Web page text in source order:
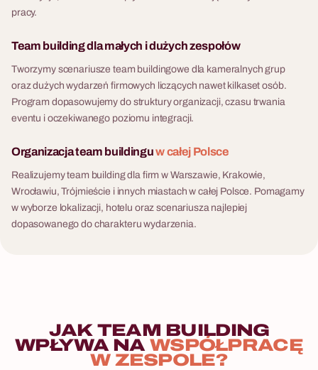
pracy.
Team building dla małych i dużych zespołów
Tworzymy scenariusze team buildingowe dla kameralnych grup
oraz dużych wydarzeń firmowych liczących nawet kilkaset osób.
Program dopasowujemy do struktury organizacji, czasu trwania
eventu i oczekiwanego poziomu integracji.
Organizacja team buildinguw całej Polsce
Realizujemy team building dla firm w Warszawie, Krakowie,
Wrocławiu, Trójmieście i innych miastach w całej Polsce. Pomagamy
w wyborze lokalizacji, hotelu oraz scenariusza najlepiej
dopasowanego do charakteru wydarzenia.
JAK TEAM BUILDING
WPŁYWA NA WSPÓŁPRACĘ
W ZESPOLE?